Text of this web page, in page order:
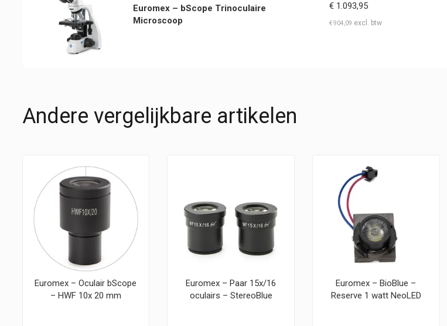
Euromex – bScope Trinoculaire
Microscoop
€ 1.093,95
€904,09
Andere vergelijkbare artikelen
Euromex – Oculair bScope
– HWF 10x 20 mm
Euromex – Paar 15x/16
oculairs – StereoBlue
Euromex – BioBlue –
Reserve 1 watt NeoLED